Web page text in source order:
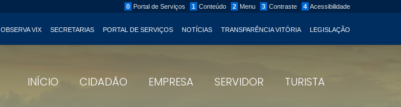
0 Portal de Serviços 1 Conteúdo 2 Menu 3 Contraste 4 Acessibilidade
OBSERVA VIX SECRETARIAS PORTAL DE SERVIÇOS NOTÍCIAS TRANSPARÊNCIA VITÓRIA LEGISLAÇÃO
INÍCIO CIDADÃO EMPRESA SERVIDOR TURISTA